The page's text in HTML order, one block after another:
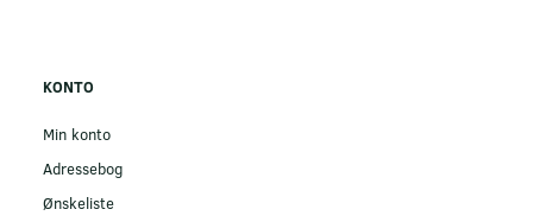
KONTO
Min konto
Adressebog
Ønskeliste